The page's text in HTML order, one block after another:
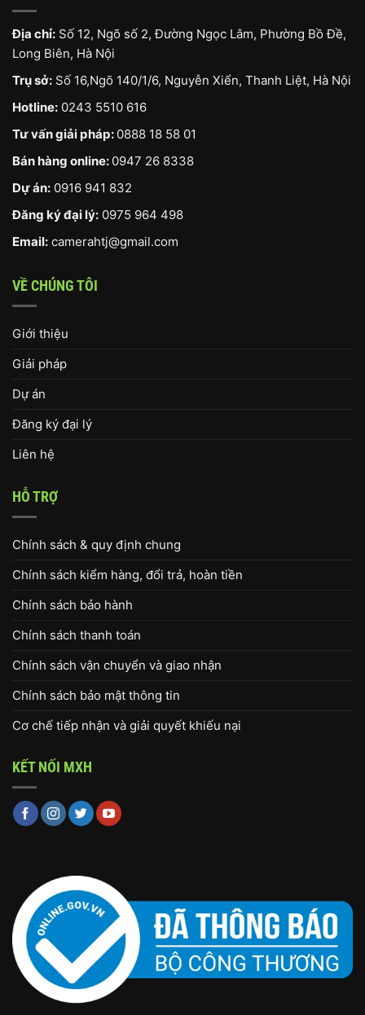
Địa chỉ: Số 12, Ngõ số 2, Đường Ngọc Lâm, Phường Bồ Đề,
Long Biên, Hà Nội
Trụ sở: Số 16,Ngõ 140/1/6, Nguyễn Xiển, Thanh Liệt, Hà Nội
Hotline: 0243 5510 616
Tư vấn giải pháp: 0888 18 58 01
Bán hàng online: 0947 26 8338
Dự án: 0916 941 832
Đăng ký đại lý: 0975 964 498
Email: camerahtj@gmail.com
VỀ CHÚNG TÔI
Giới thiệu
Giải pháp
Dự án
Đăng ký đại lý
Liên hệ
HỖ TRỢ
Chính sách & quy định chung
Chính sách kiểm hàng, đổi trả, hoàn tiền
Chính sách bảo hành
Chính sách thanh toán
Chính sách vận chuyển và giao nhận
Chính sách bảo mật thông tin
Cơ chế tiếp nhận và giải quyết khiếu nại
KẾT NỐI MXH